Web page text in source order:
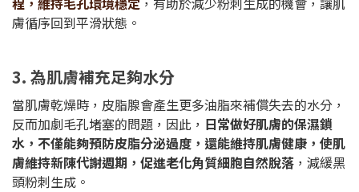
膚循序回到平滑狀態。
3. 為肌膚補充足夠水分
當肌膚乾燥時，皮脂腺會產生更多油脂來補償失去的水分，
反而加劇毛孔堵塞的問題，因此， 日常做好肌膚的保濕鎖
水，不僅能夠預防皮脂分泌過度，還能維持肌膚健康，使肌
膚維持新陳代謝週期，促進老化角質細胞自然脫落 ，減緩黑
頭粉刺生成。